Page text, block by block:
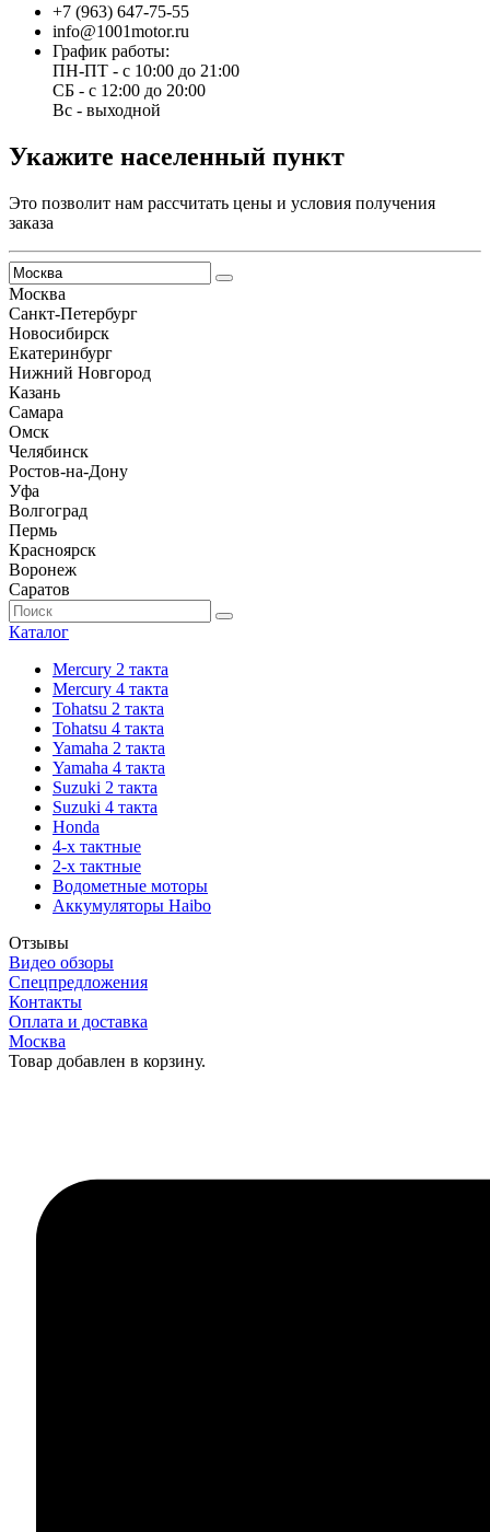
+7 (963) 647-75-55
info@1001motor.ru
График работы:
ПН-ПТ - с 10:00 до 21:00
СБ - с 12:00 до 20:00
Вс - выходной
Укажите населенный пункт
Это позволит нам рассчитать цены и условия получения
заказа
Москва
Санкт-Петербург
Новосибирск
Екатеринбург
Нижний Новгород
Казань
Самара
Омск
Челябинск
Ростов-на-Дону
Уфа
Волгоград
Пермь
Красноярск
Воронеж
Саратов
Каталог
Mercury 2 такта
Mercury 4 такта
Tohatsu 2 такта
Tohatsu 4 такта
Yamaha 2 такта
Yamaha 4 такта
Suzuki 2 такта
Suzuki 4 такта
Honda
4-х тактные
2-х тактные
Водометные моторы
Аккумуляторы Haibo
Отзывы
Видео обзоры
Спецпредложения
Контакты
Оплата и доставка
Москва
Товар добавлен в корзину.